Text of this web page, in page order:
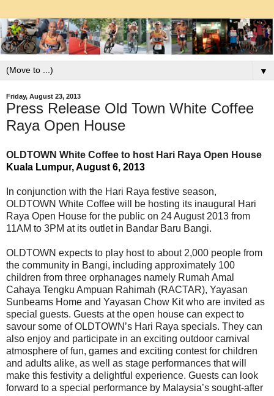
▼
Friday, August 23, 2013
Press Release Old Town White Coffee
Raya Open House
OLDTOWN White Coffee to host Hari Raya Open House
Kuala Lumpur, August 6, 2013
In conjunction with the Hari Raya festive season,
OLDTOWN White Coffee will be hosting its inaugural Hari
Raya Open House for the public on 24 August 2013 from
11AM to 3PM at its outlet in Bandar Baru Bangi.
OLDTOWN expects to play host to about 2,000 people from
the community in Bangi, including approximately 100
children from three orphanages namely Rumah Amal
Cahaya Tengku Ampuan Rahimah (RACTAR), Yayasan
Sunbeams Home and Yayasan Chow Kit who are invited as
special guests. Guests at the open house can expect to
savour some of OLDTOWN’s Hari Raya specials. They can
also enjoy and participate in an exciting outdoor carnival
atmosphere of fun, games and exciting contest for children
and adults alike, as well as stage performances that will
make this festivity a delightful experience. Guests can look
forward to a special performance by Malaysia’s sought-after